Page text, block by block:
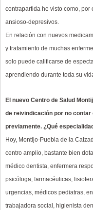
contrapartida he visto como,
ansioso-depresivos.
En relación con nuevos
y tratamiento de muchas
solo puede calificarse de
aprendiendo durante toda su
El nuevo Centro de Salud
de reivindicación por no
previamente. ¿Qué
Hoy, Montijo-Puebla de la
centro amplio, bastante bien
médico dentista, enfermera
psicóloga, farmacéuticas,
urgencias, médicos pediatras,
trabajadora social, higienista